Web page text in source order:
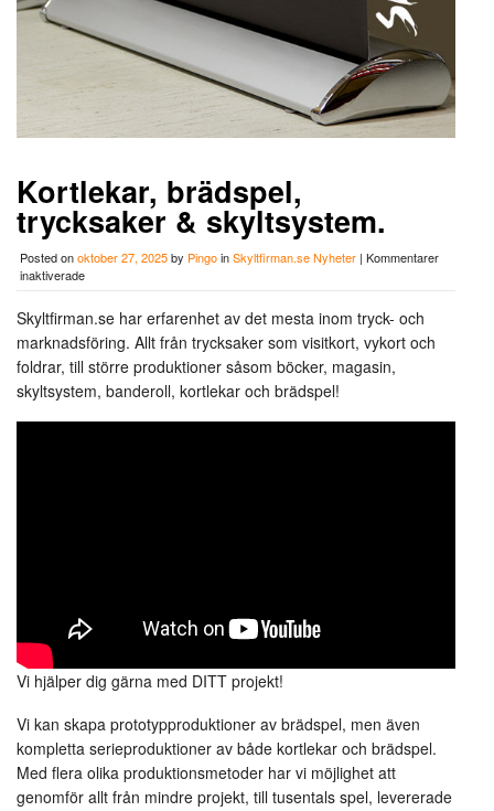
Kortlekar, brädspel,
trycksaker & skyltsystem.
Posted onoktober 27, 2025by PingoinSkyltfirman.se Nyheter | Kommentarer
inaktiveradeför
brädspel,
trycksaker
&
skyltsystem.
Skyltfirman.se har erfarenhet av det mesta inom tryck- och
marknadsföring. Allt från trycksaker som visitkort, vykort och
foldrar, till större produktioner såsom böcker, magasin,
skyltsystem, banderoll, kortlekar och brädspel!
Vi hjälper dig gärna med DITT projekt!
Vi kan skapa prototypproduktioner av brädspel, men även
kompletta serieproduktioner av både kortlekar och brädspel.
Med flera olika produktionsmetoder har vi möjlighet att
genomför allt från mindre projekt, till tusentals spel, levererade